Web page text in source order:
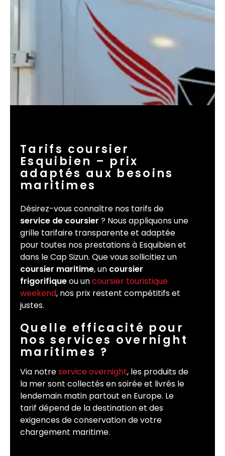
Tarifs coursier
Esquibien – prix
adaptés aux besoins
maritimes
Désirez-vous connaître nos tarifs de
service de coursier ? Nous appliquons une
grille tarifaire transparente et adaptée
pour toutes nos prestations à Esquibien et
dans le Cap Sizun. Que vous sollicitiez un
coursier maritime, un coursier
frigorifiqueou uncoursier touristique
weekend, nos prix restent compétitifs et
justes.
Quelle efficacité pour
nos services overnight
maritimes ?
Via notreservice overnight, les produits de
la mer sont collectés en soirée et livrés le
lendemain matin partout en Europe. Le
tarif dépend de la destination et des
exigences de conservation de votre
chargement maritime.